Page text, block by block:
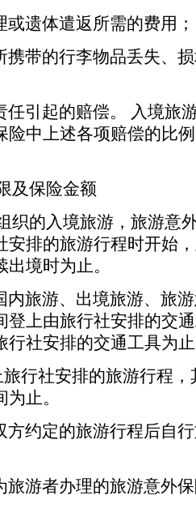
或遗体遣返所需的
带的行李物品丢失、
引起的赔偿。 入境旅
险中上述各项赔偿的比
限及保险金额
织的入境旅游，旅游意
安排的旅游行程时开始
续出境时为止。
旅游、出境旅游、旅
登上由旅行社安排的交
行社安排的交通工
行社安排的旅游行程，
间为止。
约定的旅游行程后自
旅游者办理的旅游意外